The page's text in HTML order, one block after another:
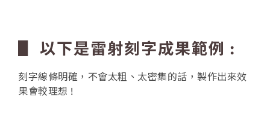
▋ 以下是雷射刻字成果範例 :
刻字線條明確，不會太粗、太密集的話，製作出來效
果會較理想 !